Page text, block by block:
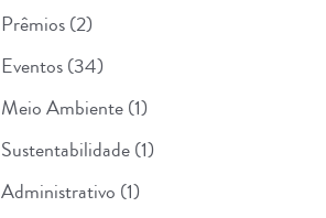
Prêmios(2)
Eventos(34)
Meio Ambiente(1)
Sustentabilidade(1)
Administrativo (1)